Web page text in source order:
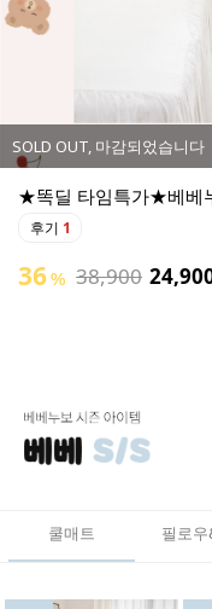
SOLD OUT, 마감되었습니다
★똑딜 타임특가★베베
후기 0
튜브로 폭신하고 활용도가 좋
49
쿨매트 필로